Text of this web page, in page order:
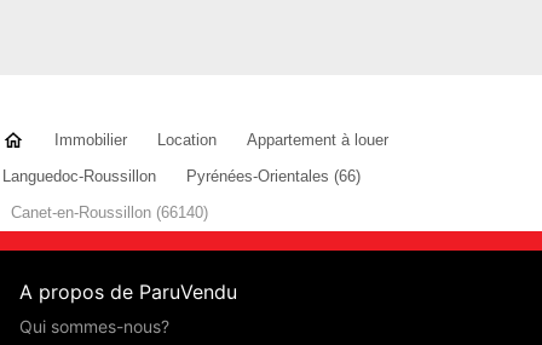
Immobilier Location
Appartement à louer
Languedoc-Roussillon
Pyrénées-Orientales (66)
Canet-en-Roussillon (66140)
A propos de ParuVendu
Qui sommes-nous?